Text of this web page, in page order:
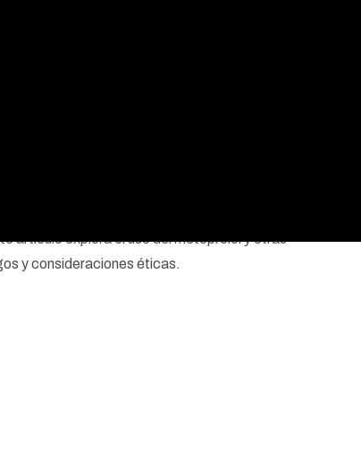
artículo explora el uso del metoprolol y otras
y consideraciones éticas.